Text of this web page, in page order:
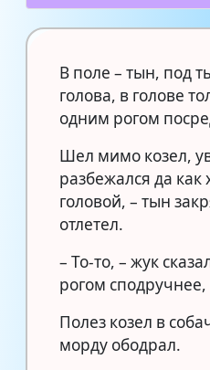
В поле – тын, под
голова, в голове
одним рогом
Шел мимо козел,
разбежался да как
головой, – тын
отлетел.
– То-то, – жук
рогом
Полез козел в
морду ободрал.